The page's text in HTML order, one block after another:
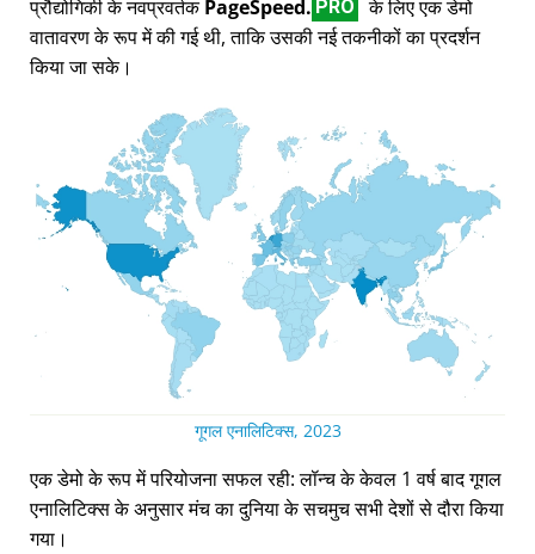
प्रौद्योगिकी के नवप्रवर्तकPageSpeed. PRO
के लिए एक डेमो
वातावरण के रूप में की गई थी, ताकि उसकी नई तकनीकों का प्रदर्शन
किया जा सके।
गूगल एनालिटिक्स, 2023
एक डेमो के रूप में परियोजना सफल रही: लॉन्च के केवल 1 वर्ष बाद गूगल
एनालिटिक्स के अनुसार मंच का दुनिया के सचमुच सभी देशों से दौरा किया
गया।